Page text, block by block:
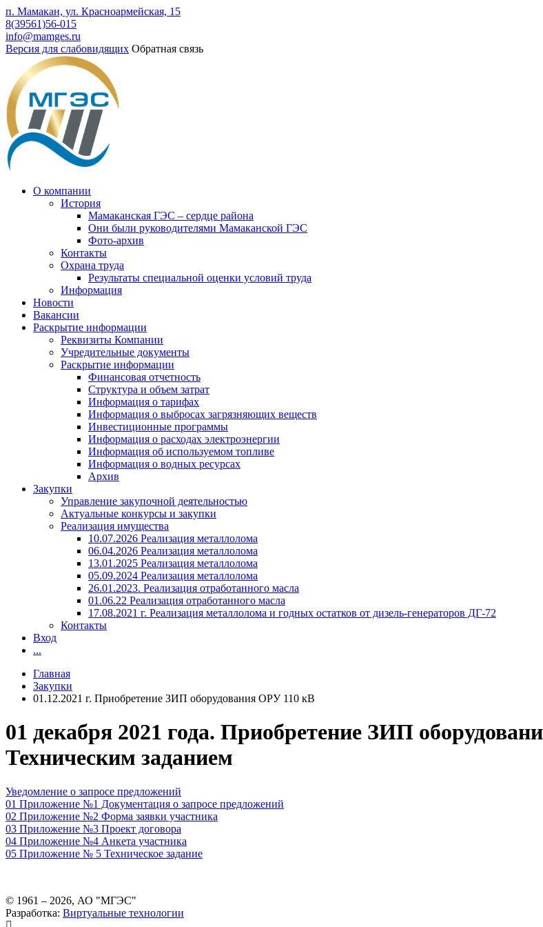
п. Мамакан, ул. Красноармейская, 15
8(39561)56-015
info@mamges.ru
Версия для слабовидящих Обратная связь
О компании
История
Мамаканская ГЭС – сердце района
Они были руководителями Мамаканской ГЭС
Фото-архив
Контакты
Охрана труда
Результаты специальной оценки условий труда
Информация
Новости
Вакансии
Раскрытие информации
Реквизиты Компании
Учредительные документы
Раскрытие информации
Финансовая отчетность
Структура и объем затрат
Информация о тарифах
Информация о выбросах загрязняющих веществ
Инвестиционные программы
Информация о расходах электроэнергии
Информация об используемом топливе
Информация о водных ресурсах
Архив
Закупки
Управление закупочной деятельностью
Актуальные конкурсы и закупки
Реализация имущества
10.07.2026 Реализация металлолома
06.04.2026 Реализация металлолома
13.01.2025 Реализация металлолома
05.09.2024 Реализация металлолома
26.01.2023. Реализация отработанного масла
01.06.22 Реализация отработанного масла
17.08.2021 г. Реализация металлолома и годных остатков от дизель-генераторов ДГ-72
Контакты
Вход
...
Главная
Закупки
01.12.2021 г. Приобретение ЗИП оборудования ОРУ 110 кВ
01 декабря 2021 года. Приобретение ЗИП
Техническим заданием
Уведомление о запросе предложений
01 Приложение №1 Документация о запросе предложений
02 Приложение №2 Форма заявки участника
03 Приложение №3 Проект договора
04 Приложение №4 Анкета участника
05 Приложение № 5 Техническое задание
© 1961 – 2026, АО "МГЭС"
Разработка: Виртуальные технологии